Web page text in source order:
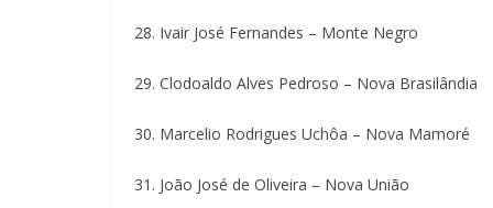
28. Ivair José Fernandes – Monte Negro
29. Clodoaldo Alves Pedroso – Nova Brasilândia
30. Marcelio Rodrigues Uchôa – Nova Mamoré
31. João José de Oliveira – Nova União